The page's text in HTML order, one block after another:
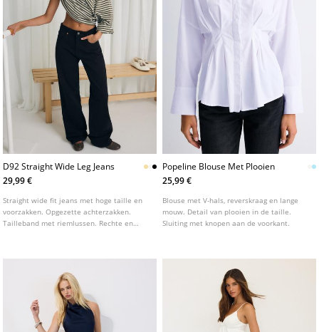
D92 Straight Wide Leg Jeans
29,99 €
Straight wide fit jeans met hoge taille en
voorzakken. Opgezette achterzakken.
Tailleband met riemlussen. Rechte en
Popeline Blouse Met Plooien
25,99 €
Blouse met V-hals, reverskraag en lange
mouw. Detail van plooien in de taille.
Sluiting met knopen aan de voorkant.